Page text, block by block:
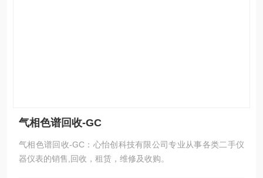
气相色谱回收-GC
气相色谱回收-GC：心怡创科技有限公司专业从事各类二手仪
器仪表的销售,回收，租赁，维修及收购。